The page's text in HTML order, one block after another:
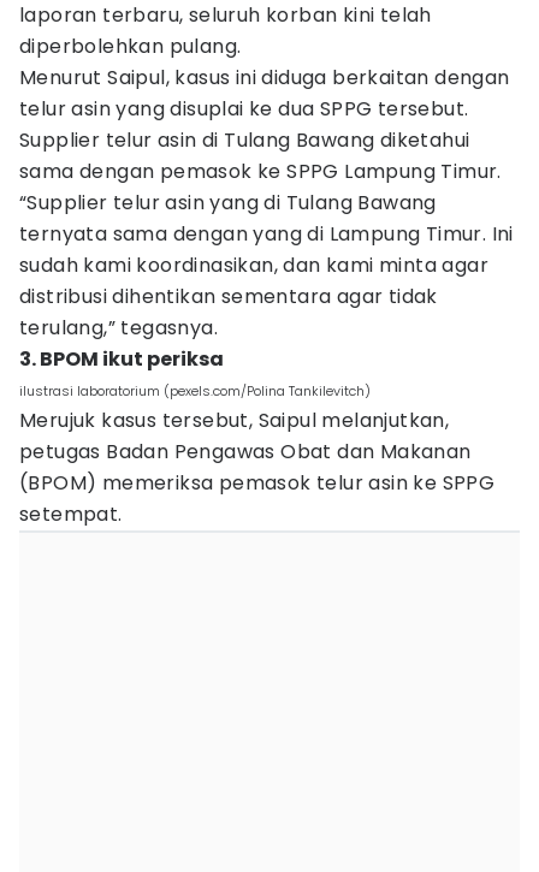
laporan terbaru, seluruh korban kini telah
diperbolehkan pulang.
Menurut Saipul, kasus ini diduga berkaitan dengan
telur asin yang disuplai ke dua SPPG tersebut.
Supplier telur asin di Tulang Bawang diketahui
sama dengan pemasok ke SPPG Lampung Timur.
“Supplier telur asin yang di Tulang Bawang
ternyata sama dengan yang di Lampung Timur. Ini
sudah kami koordinasikan, dan kami minta agar
distribusi dihentikan sementara agar tidak
terulang,” tegasnya.
3. BPOM ikut periksa
ilustrasi laboratorium (pexels.com/Polina Tankilevitch)
Merujuk kasus tersebut, Saipul melanjutkan,
petugas Badan Pengawas Obat dan Makanan
(BPOM) memeriksa pemasok telur asin ke SPPG
setempat.